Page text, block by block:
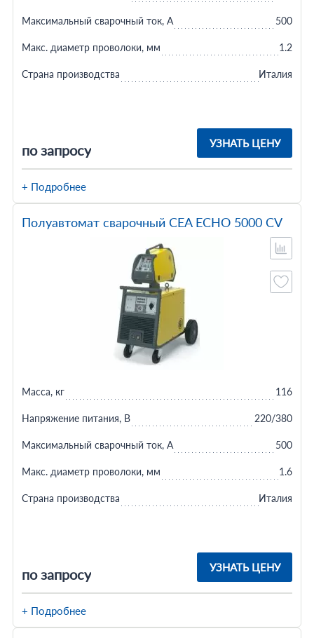
по запросу УЗНАТЬ ЦЕНУ
Максимальный сварочный ток, А 500
Макс. диаметр проволоки, мм 1.2
Страна производства Италия
+ Подробнее
Полуавтомат сварочный CEA ECHO 5000 CV
по запросу УЗНАТЬ ЦЕНУ
Масса, кг 116
Напряжение питания, В 220/380
Максимальный сварочный ток, А 500
Макс. диаметр проволоки, мм 1.6
Страна производства Италия
+ Подробнее